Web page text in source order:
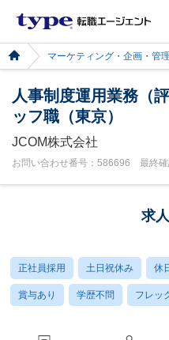
マーケティング・企画・管
人事制度運用業務（
ッフ職（東京）
JCOM株式会社
お問い合わせ番号：586696 最終確
求
正社員採用 土日祝休み 休
賞与あり 学歴不問 フレッ